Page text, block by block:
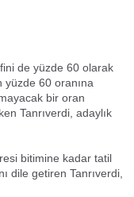
de yüzde 60 olarak
yüzde 60 oranına
bir oran
Tanrıverdi, adaylık
bitimine kadar tatil
dile getiren Tanrıverdi,